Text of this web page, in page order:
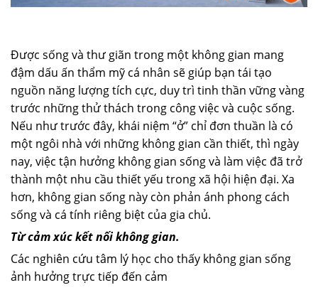
Được sống và thư giãn trong một không gian mang
đậm dấu ấn thẩm mỹ cá nhân sẽ giúp bạn tái tạo
nguồn năng lượng tích cực, duy trì tinh thần vững vàng
trước những thử thách trong công việc và cuộc sống.
Nếu như trước đây, khái niệm “ở” chỉ đơn thuần là có
một ngôi nhà với những không gian cần thiết, thì ngày
nay, việc tận hưởng không gian sống và làm việc đã trở
thành một nhu cầu thiết yếu trong xã hội hiện đại. Xa
hơn, không gian sống này còn phản ánh phong cách
sống và cá tính riêng biệt của gia chủ.
Từ cảm xúc kết nối không gian.
Các nghiên cứu tâm lý học cho thấy không gian sống
ảnh hưởng trực tiếp đến cảm